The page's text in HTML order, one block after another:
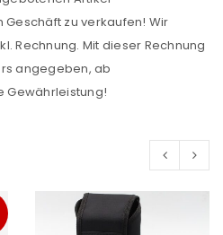
Adresse*
durchWP Captcha
Angemeldet bleiben
zu verkaufen! Wir
Rechnung. Mit dieser Rechnung
angegeben, ab
Gewährleistung!